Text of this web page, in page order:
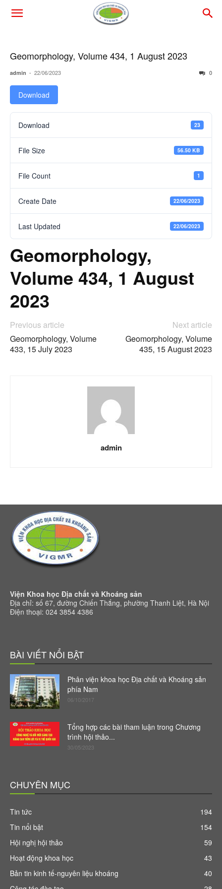
Geomorphology, Volume 434, 1 August 2023
admin - 22/06/2023 0
Download
Download 23
File Size 56.50 KB
File Count 1
Create Date 22/06/2023
Last Updated 22/06/2023
Geomorphology,
Volume 434, 1 August
2023
Previous article
Geomorphology, Volume
433, 15 July 2023
Next article
Geomorphology, Volume
435, 15 August 2023
admin
Viện Khoa học Địa chất và Khoáng sản
Địa chỉ: số 67, đường Chiến Thắng, phường Thanh Liệt, Hà Nội
Điện thoại: 024 3854 4386
BÀI VIẾT NỔI BẬT
Phân viện khoa học Địa chất và Khoáng sản
phía Nam
06/10/2017
Tổng hợp các bài tham luận trong Chương
trình hội thảo...
30/05/2023
CHUYÊN MỤC
Tin tức
194
Tin nổi bật
154
Hội nghị hội thảo
59
Hoạt động khoa học
43
Bản tin kinh tế-nguyên liệu khoáng
40